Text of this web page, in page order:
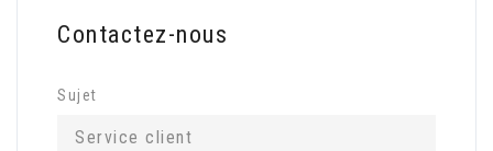
Contactez-nous
Sujet